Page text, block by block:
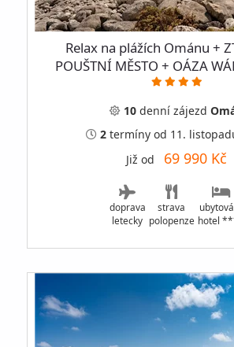
Relax na plážích Ománu +
POUŠTNÍ MĚSTO + OÁZA
10 denní zájezd
2 termíny od 11.
Již od 69 990 Kč
doprava
letecky
strava
polopenze hotel